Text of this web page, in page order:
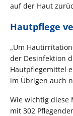
auf der Haut
Hautpflege
„Um
der Desinfektion
Hautpflegemittel
im Übrigen auch
Wie wichtig diese
mit 302